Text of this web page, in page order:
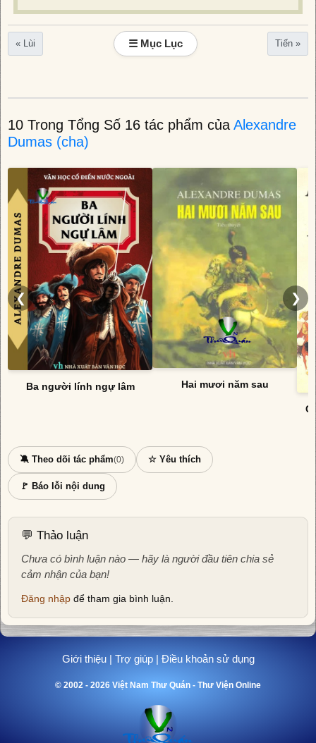
« Lùi ☰ Mục Lục Tiến »
10 Trong Tổng Số 16 tác phẩm của Alexandre
Dumas (cha)
❮
Ba người lính ngự lâm Hai mươi năm sau
❯
🔕 Theo dõi tác phẩm(0) ☆ Yêu thích
🚩 Báo lỗi nội dung
💬 Thảo luận
Chưa có bình luận nào — hãy là người đầu tiên chia sẻ
cảm nhận của bạn!
Đăng nhập để tham gia bình luận.
Giới thiệu| Trợ giúp| Điều khoản sử dụng
© 2002 - 2026 Việt Nam Thư Quán - Thư Viện Online